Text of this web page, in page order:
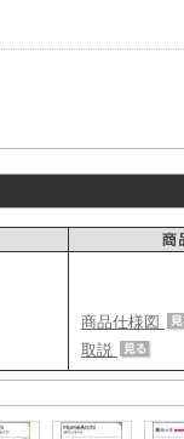
商品仕様図
取説